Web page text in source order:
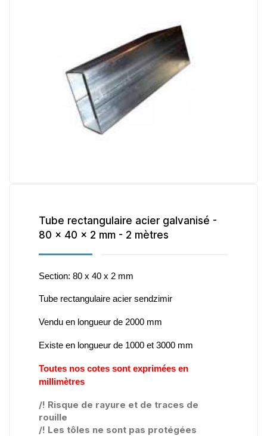
Tube rectangulaire acier galvanisé -
80 x 40 x 2 mm - 2 mètres
Section: 80 x 40 x 2 mm
Tube rectangulaire acier sendzimir
Vendu en longueur de 2000 mm
Existe en longueur de 1000 et 3000 mm
Toutes nos cotes sont exprimées en
millimètres
/! Risque de rayure et de traces de
rouille
/! Les tôles ne sont pas protégées